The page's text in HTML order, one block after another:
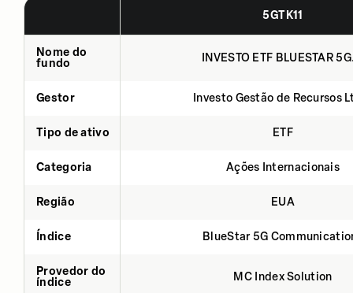
5GTK11
Nome do
fundo
INVESTO ETF BLUESTAR
Gestor Investo Gestão de Recursos
Tipo de ativo ETF
Categoria Ações Internacionais
Região EUA
Índice BlueStar 5G
Provedor do
índice
MC Index Solution